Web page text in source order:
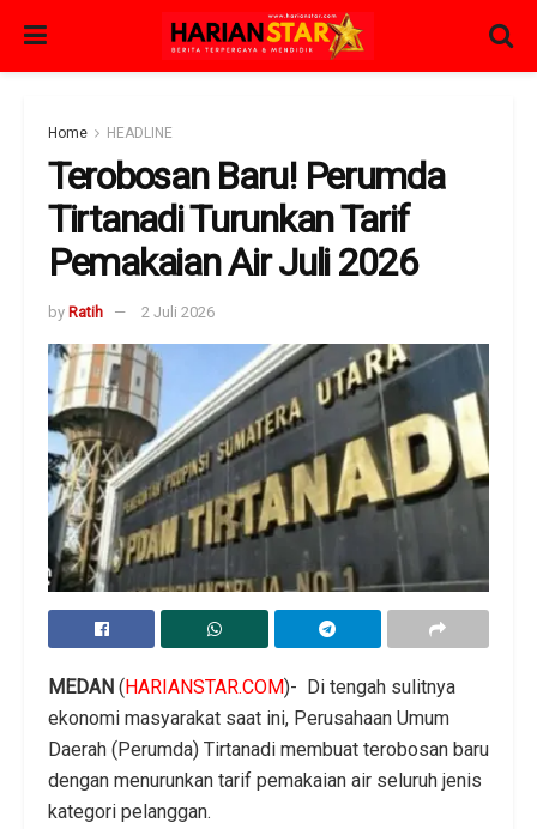
Home HEADLINE
Terobosan Baru! Perumda
Tirtanadi Turunkan Tarif
Pemakaian Air Juli 2026
by Ratih 2 Juli 2026
MEDAN (HARIANSTAR.COM)- Di tengah sulitnya
ekonomi masyarakat saat ini, Perusahaan Umum
Daerah (Perumda) Tirtanadi membuat terobosan baru
dengan menurunkan tarif pemakaian air seluruh jenis
kategori pelanggan.